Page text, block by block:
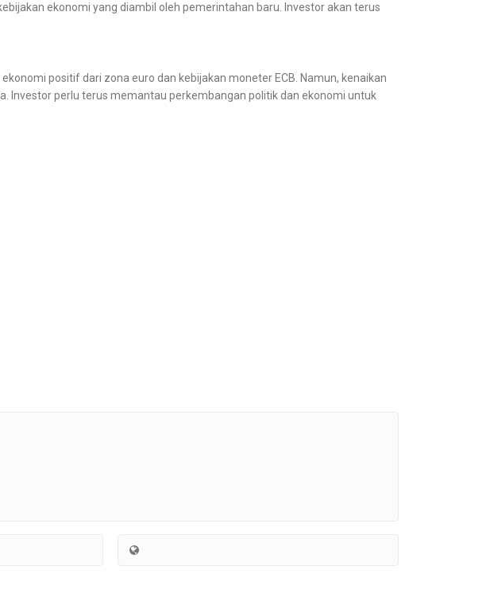
ekonomi yang diambil oleh pemerintahan baru. Investor akan terus
positif dari zona euro dan kebijakan moneter ECB. Namun, kenaikan
Investor perlu terus memantau perkembangan politik dan ekonomi untuk